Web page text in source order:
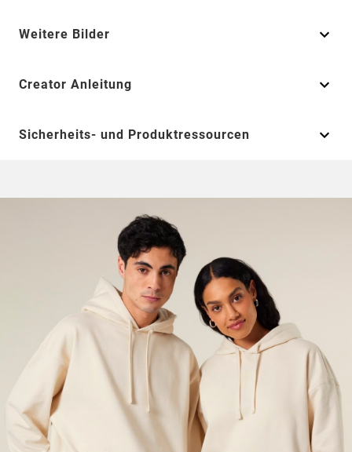
Weitere Bilder
Creator Anleitung
Sicherheits- und Produktressourcen